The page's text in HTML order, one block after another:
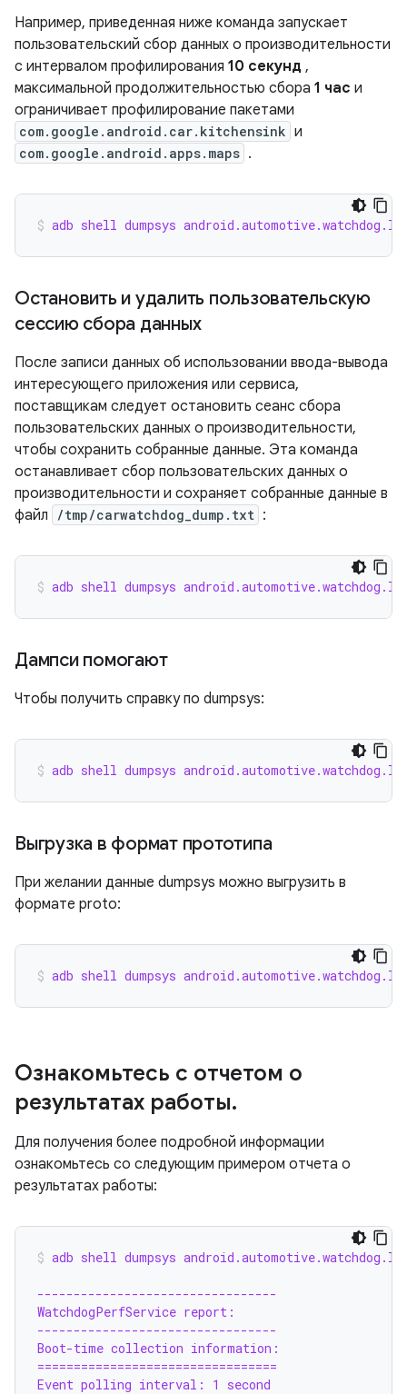
Например, приведенная ниже команда запускает
пользовательский сбор данных о производительности
с интервалом профилирования 10 секунд ,
максимальной продолжительностью сбора 1 час и
ограничивает профилирование пакетами
com.google.android.car.kitchensink и
com.google.android.apps.maps .
adb shell dumpsys
Остановить и удалить пользовательскую
сессию сбора данных
После записи данных об использовании ввода-вывода
интересующего приложения или сервиса,
поставщикам следует остановить сеанс сбора
пользовательских данных о производительности,
чтобы сохранить собранные данные. Эта команда
останавливает сбор пользовательских данных о
производительности и сохраняет собранные данные в
файл
/tmp/carwatchdog_dump.txt :
adb shell dumpsys
Дампси помогают
Чтобы получить справку по dumpsys:
adb shell dumpsys
Выгрузка в формат прототипа
При желании данные dumpsys можно выгрузить в
формате proto:
adb shell dumpsys
Ознакомьтесь с отчетом о
результатах работы.
Для получения более подробной информации
ознакомьтесь со следующим примером отчета о
результатах работы:
adb shell dumpsys
---------------------------------
WatchdogPerfService report:
---------------------------------
Boot-time collection information:
=================================
Event polling interval: 1 second